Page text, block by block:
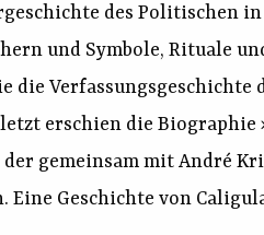
des Politischen
und Symbole, Rituale
die Verfassungsgeschichte
erschien die Biographie
gemeinsam mit André
Eine Geschichte von